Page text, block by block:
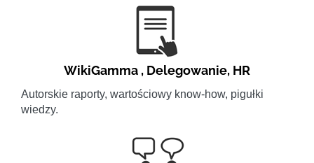
WikiGamma , Delegowanie, HR
Autorskie raporty, wartościowy know-how, pigułki
wiedzy.